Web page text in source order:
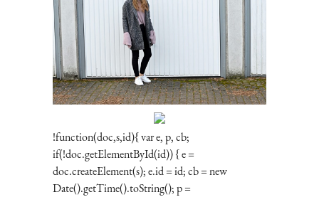
!function(doc,s,id){ var e, p, cb;
if(!doc.getElementById(id)) { e =
doc.createElement(s); e.id = id; cb = new
Date().getTime().toString(); p =